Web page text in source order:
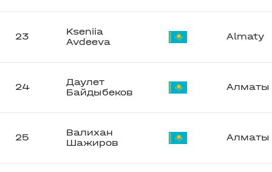
23
Kseniia
Avdeeva
Almaty
24
Даулет
Байдыбеков
Алматы
25
Валихан
Шажиров
Алматы